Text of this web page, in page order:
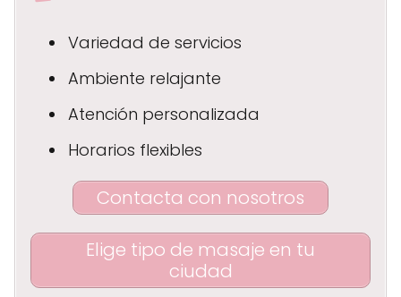
Variedad de servicios
Ambiente relajante
Atención personalizada
Horarios flexibles
Contacta con nosotros
Elige tipo de masaje en tu
ciudad